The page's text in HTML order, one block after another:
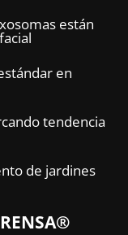
están
en
tendencia
de jardines